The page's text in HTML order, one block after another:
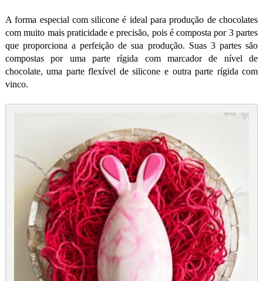
A forma especial com silicone é ideal para produção de chocolates
com muito mais praticidade e precisão, pois é composta por 3 partes
que proporciona a perfeição de sua produção. Suas 3 partes são
compostas por uma parte rígida com marcador de nível de
chocolate, uma parte flexível de silicone e outra parte rígida com
vinco.